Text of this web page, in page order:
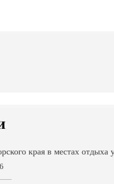
края в местах отдыха